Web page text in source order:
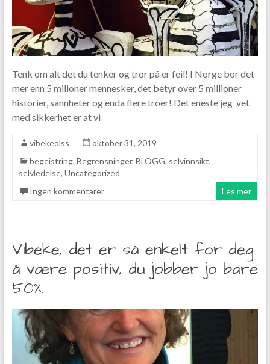
Tenk om alt det du tenker og tror på er feil! I Norge bor det
mer enn 5 milioner mennesker, det betyr over 5 millioner
historier, sannheter og enda flere troer! Det eneste jeg vet
med sikkerhet er at vi
vibekeolss
oktober 31, 2019
begeistring, Begrensninger, BLOGG, selvinnsikt,
selvledelse, Uncategorized
Ingen kommentarer
Les mer
Vibeke, det er så enkelt for deg
å være positiv, du jobber jo bare
50%.